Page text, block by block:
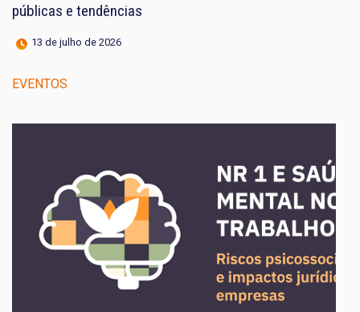
públicas e tendências
13 de julho de 2026
EVENTOS